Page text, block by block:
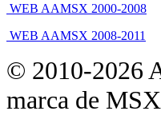
WEB AAMSX 2000-2008
WEB AAMSX 2008-2011
© 2010-2026
marca de